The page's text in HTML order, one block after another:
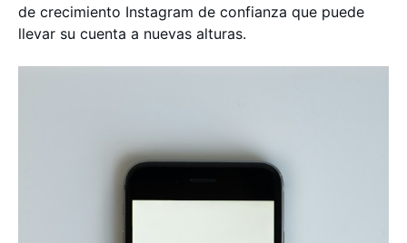
de crecimiento Instagram de confianza que puede
llevar su cuenta a nuevas alturas.